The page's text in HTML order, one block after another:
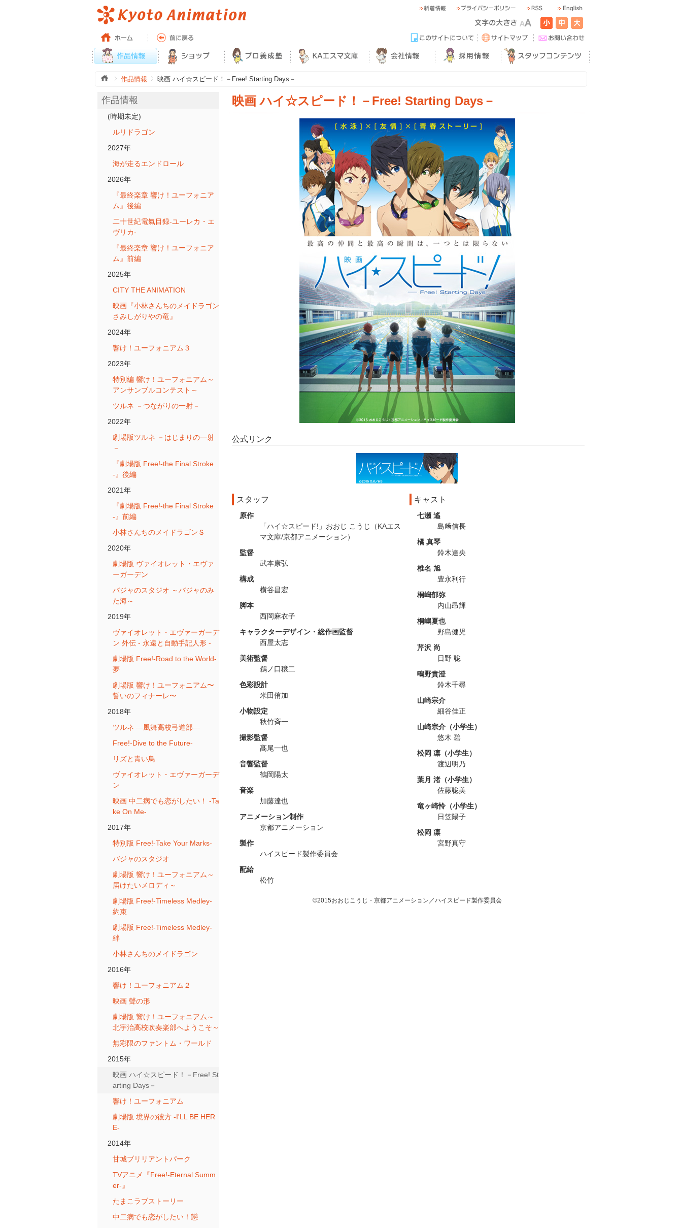
作品情報 映画 ハイ☆スピード！－Free! Starting Days－
作品情報
(時期未定)
ルリドラゴン
2027年
海が走るエンドロール
2026年
『最終楽章 響け！ユーフォニア
ム』後編
二十世紀電氣目録-ユーレカ・エ
ヴリカ-
『最終楽章 響け！ユーフォニア
ム』前編
2025年
CITY THE ANIMATION
映画『小林さんちのメイドラゴン
さみしがりやの竜』
2024年
響け！ユーフォニアム３
2023年
特別編 響け！ユーフォニアム～
アンサンブルコンテスト～
ツルネ －つながりの一射－
2022年
劇場版ツルネ －はじまりの一射
－
『劇場版 Free!-the Final Stroke
-』後編
2021年
『劇場版 Free!-the Final Stroke
-』前編
小林さんちのメイドラゴンＳ
2020年
劇場版 ヴァイオレット・エヴァ
ーガーデン
バジャのスタジオ ～バジャのみ
た海～
2019年
ヴァイオレット・エヴァーガーデ
ン 外伝 - 永遠と自動手記人形 -
劇場版 Free!-Road to the World-
夢
劇場版 響け！ユーフォニアム〜
誓いのフィナーレ〜
2018年
ツルネ ―風舞高校弓道部―
Free!-Dive to the Future-
リズと青い鳥
ヴァイオレット・エヴァーガーデ
ン
映画 中二病でも恋がしたい！ -Ta
ke On Me-
2017年
特別版 Free!-Take Your Marks-
バジャのスタジオ
劇場版 響け！ユーフォニアム～
届けたいメロディ～
劇場版 Free!-Timeless Medley-
約束
劇場版 Free!-Timeless Medley-
絆
小林さんちのメイドラゴン
2016年
響け！ユーフォニアム２
映画 聲の形
劇場版 響け！ユーフォニアム～
北宇治高校吹奏楽部へようこそ～
無彩限のファントム・ワールド
2015年
映画 ハイ☆スピード！－Free! St
arting Days－
響け！ユーフォニアム
劇場版 境界の彼方 -I'LL BE HER
E-
2014年
甘城ブリリアントパーク
TVアニメ『Free!-Eternal Summ
er-』
たまこラブストーリー
中二病でも恋がしたい！戀
映画 ハイ☆スピード！－Free! Starting Days－
公式リンク
スタッフ
原作
「ハイ☆スピード!」おおじ こうじ（KAエス
マ文庫/京都アニメーション）
監督
武本康弘
構成
横谷昌宏
脚本
西岡麻衣子
キャラクターデザイン・総作画監督
西屋太志
美術監督
鵜ノ口穣二
色彩設計
米田侑加
小物設定
秋竹斉一
撮影監督
髙尾一也
音響監督
鶴岡陽太
音楽
加藤達也
アニメーション制作
京都アニメーション
製作
ハイスピード製作委員会
配給
松竹
キャスト
七瀬 遙
島﨑信長
橘 真琴
鈴木達央
椎名 旭
豊永利行
桐嶋郁弥
内山昂輝
桐嶋夏也
野島健児
芹沢 尚
日野 聡
鴫野貴澄
鈴木千尋
山崎宗介
細谷佳正
山崎宗介（小学生）
悠木 碧
松岡 凛（小学生）
渡辺明乃
葉月 渚（小学生）
佐藤聡美
竜ヶ崎怜（小学生）
日笠陽子
松岡 凛
宮野真守
©2015おおじこうじ・京都アニメーション／ハイスピード製作委員会